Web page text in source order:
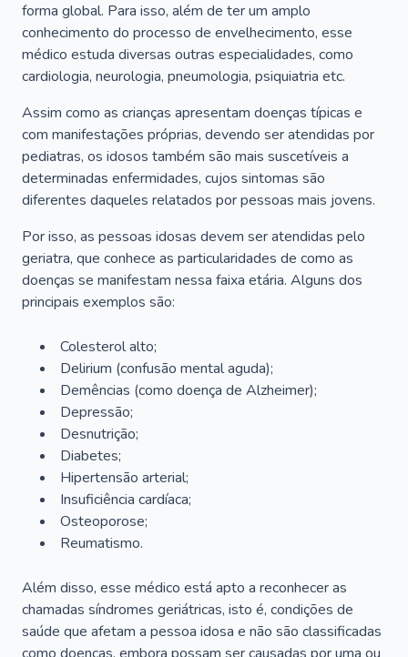
forma global. Para isso, além de ter um amplo
conhecimento do processo de envelhecimento, esse
médico estuda diversas outras especialidades, como
cardiologia, neurologia, pneumologia, psiquiatria etc.
Assim como as crianças apresentam doenças típicas e
com manifestações próprias, devendo ser atendidas por
pediatras, os idosos também são mais suscetíveis a
determinadas enfermidades, cujos sintomas são
diferentes daqueles relatados por pessoas mais jovens.
Por isso, as pessoas idosas devem ser atendidas pelo
geriatra, que conhece as particularidades de como as
doenças se manifestam nessa faixa etária. Alguns dos
principais exemplos são:
Colesterol alto;
Delirium (confusão mental aguda);
Demências (como doença de Alzheimer);
Depressão;
Desnutrição;
Diabetes;
Hipertensão arterial;
Insuficiência cardíaca;
Osteoporose;
Reumatismo.
Além disso, esse médico está apto a reconhecer as
chamadas síndromes geriátricas, isto é, condições de
saúde que afetam a pessoa idosa e não são classificadas